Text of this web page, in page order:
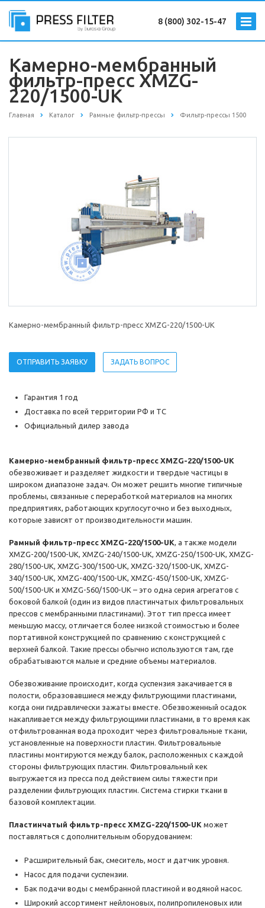
8 (800) 302-15-47
Камерно-мембранный
фильтр-пресс XMZG-
220/1500-UK
Главная Каталог Рамные фильтр-прессы Фильтр-прессы 1500
Камерно-мембранный фильтр-пресс XMZG-220/1500-UK
ОТПРАВИТЬ ЗАЯВКУ ЗАДАТЬ ВОПРОС
Гарантия 1 год
Доставка по всей территории РФ и ТС
Официальный дилер завода
Камерно-мембранный фильтр-пресс XMZG-220/1500-UK
обезвоживает и разделяет жидкости и твердые частицы в
широком диапазоне задач. Он может решить многие типичные
проблемы, связанные с переработкой материалов на многих
предприятиях, работающих круглосуточно и без выходных,
которые зависят от производительности машин.
Рамный фильтр-пресс XMZG-220/1500-UK, а также модели
XMZG-200/1500-UK, XMZG-240/1500-UK, XMZG-250/1500-UK, XMZG-
280/1500-UK, XMZG-300/1500-UK, XMZG-320/1500-UK, XMZG-
340/1500-UK, XMZG-400/1500-UK, XMZG-450/1500-UK, XMZG-
500/1500-UK и XMZG-560/1500-UK – это одна серия агрегатов с
боковой балкой (один из видов пластинчатых фильтровальных
прессов с мембранными пластинами). Этот тип пресса имеет
меньшую массу, отличается более низкой стоимостью и более
портативной конструкцией по сравнению с конструкцией с
верхней балкой. Такие прессы обычно используются там, где
обрабатываются малые и средние объемы материалов.
Обезвоживание происходит, когда суспензия закачивается в
полости, образовавшиеся между фильтрующими пластинами,
когда они гидравлически зажаты вместе. Обезвоженный осадок
накапливается между фильтрующими пластинами, в то время как
отфильтрованная вода проходит через фильтровальные ткани,
установленные на поверхности пластин. Фильтровальные
пластины монтируются между балок, расположенных с каждой
стороны фильтрующих пластин. Фильтровальный кек
выгружается из пресса под действием силы тяжести при
разделении фильтрующих пластин. Система стирки ткани в
базовой комплектации.
Пластинчатый фильтр-пресс XMZG-220/1500-UK может
поставляться с дополнительным оборудованием:
Расширительный бак, смеситель, мост и датчик уровня.
Насос для подачи суспензии.
Бак подачи воды с мембранной пластиной и водяной насос.
Широкий ассортимент нейлоновых, полипропиленовых или